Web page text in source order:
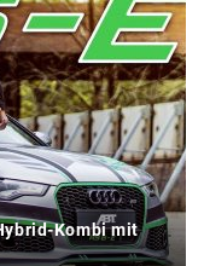
Kombi mit